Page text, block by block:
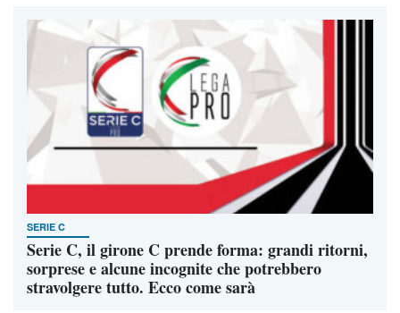
SERIE C
Serie C, il girone C prende forma: grandi ritorni,
sorprese e alcune incognite che potrebbero
stravolgere tutto. Ecco come sarà